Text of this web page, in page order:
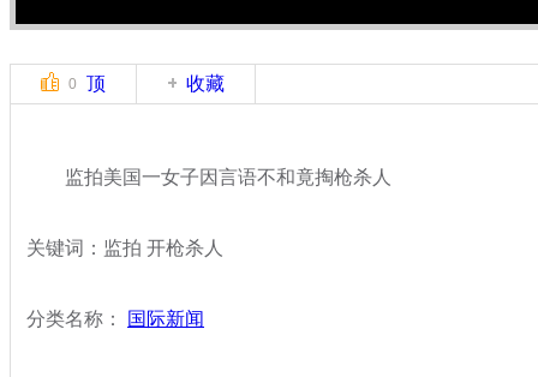
0 顶 收藏
监拍美国一女子因言语不和竟掏枪杀人
关键词：监拍 开枪杀人
分类名称： 国际新闻